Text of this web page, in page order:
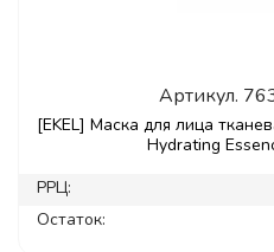
Артикул.
[EKEL] Маска для лица
Hydrating
РРЦ:
Остаток: